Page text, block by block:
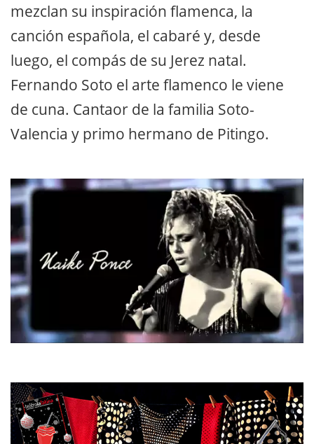
mezclan su inspiración flamenca, la
canción española, el cabaré y, desde
luego, el compás de su Jerez natal.
Fernando Soto el arte flamenco le viene
de cuna. Cantaor de la familia Soto-
Valencia y primo hermano de Pitingo.